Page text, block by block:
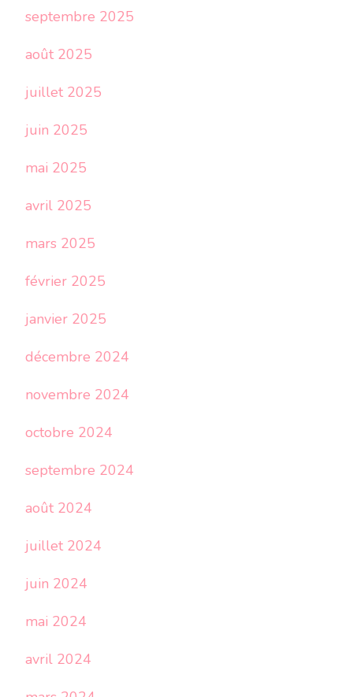
septembre 2025
août 2025
juillet 2025
juin 2025
mai 2025
avril 2025
mars 2025
février 2025
janvier 2025
décembre 2024
novembre 2024
octobre 2024
septembre 2024
août 2024
juillet 2024
juin 2024
mai 2024
avril 2024